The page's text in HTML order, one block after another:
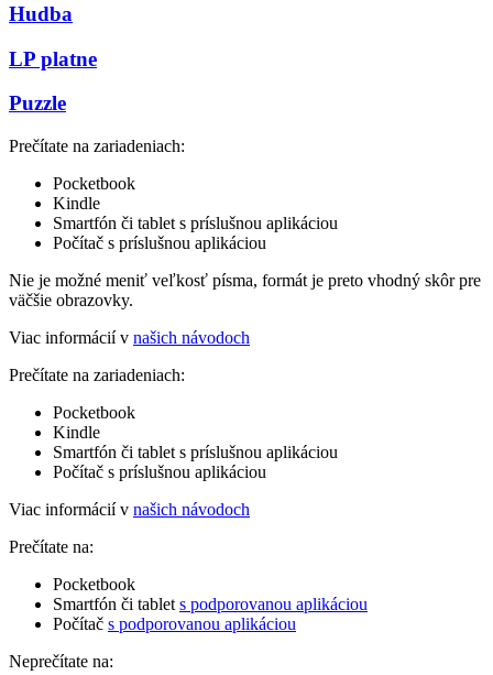
Hudba
LP platne
Puzzle
Prečítate na zariadeniach:
Pocketbook
Kindle
Smartfón či tablet s príslušnou aplikáciou
Počítač s príslušnou aplikáciou
Nie je možné meniť veľkosť písma, formát je preto vhodný skôr pre
väčšie obrazovky.
Viac informácií v našich návodoch
Prečítate na zariadeniach:
Pocketbook
Kindle
Smartfón či tablet s príslušnou aplikáciou
Počítač s príslušnou aplikáciou
Viac informácií v našich návodoch
Prečítate na:
Pocketbook
Smartfón či tablet s podporovanou aplikáciou
Počítač s podporovanou aplikáciou
Neprečítate na: